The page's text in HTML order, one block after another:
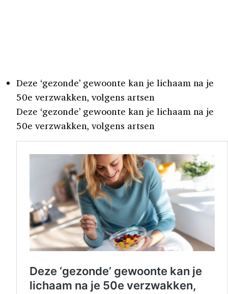
Deze ‘gezonde’ gewoonte kan je lichaam na je
50e verzwakken, volgens artsen
Deze ‘gezonde’ gewoonte kan je lichaam na je
50e verzwakken, volgens artsen